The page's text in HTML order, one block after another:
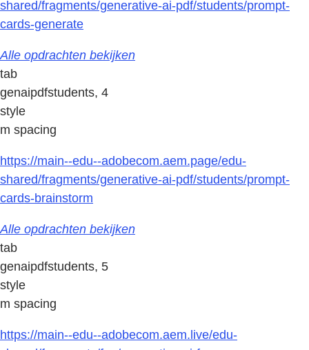
shared/fragments/generative-ai-pdf/students/prompt-
cards-generate
Alle opdrachten bekijken
tab
genaipdfstudents, 4
style
m spacing
https://main--edu--adobecom.aem.page/edu-
shared/fragments/generative-ai-pdf/students/prompt-
cards-brainstorm
Alle opdrachten bekijken
tab
genaipdfstudents, 5
style
m spacing
https://main--edu--adobecom.aem.live/edu-